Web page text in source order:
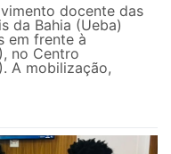
docente das
da Bahia (Ueba)
em frente à
no Centro
A mobilização,